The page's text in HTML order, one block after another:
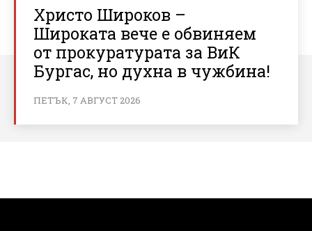
Христо Широков –
Широката вече е обвиняем
от прокуратурата за ВиК
Бургас, но духна в чужбина!
ПЕТЪК, 7 АВГУСТ 2026